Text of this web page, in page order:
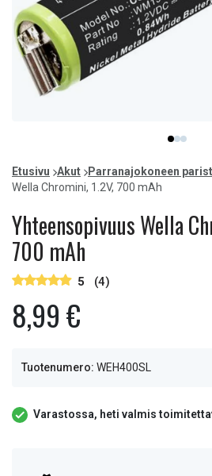
item
0
item
1
item
2
of
3
Etusivu Akut
Parranajokoneen
Wella Chromini, 1.2V, 700 mAh
Yhteensopivuus Wella
700 mAh
5 (4)
8,99 €
Tuotenumero: WEH400SL
Varastossa, heti valmis